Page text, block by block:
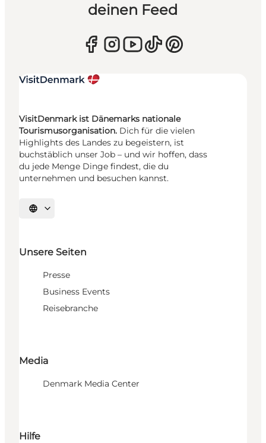
deinen Feed
VisitDenmark ist Dänemarks nationale
Tourismusorganisation. Dich für die vielen
Highlights des Landes zu begeistern, ist
buchstäblich unser Job – und wir hoffen, dass
du jede Menge Dinge findest, die du
unternehmen und besuchen kannst.
Sprache auswählen
Unsere Seiten
Presse
Business Events
Reisebranche
Media
Denmark Media Center
Hilfe